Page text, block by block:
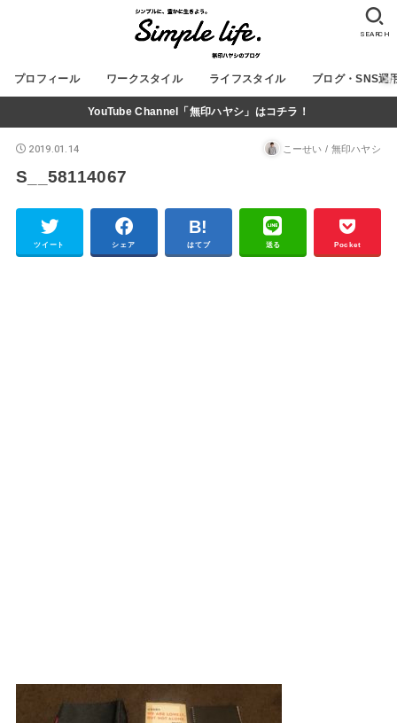
プロフィール ワークスタイル ライフスタイル ブログ・SNS運
SEARCH
YouTube Channel「無印ハヤシ」はコチラ！
2019.01.14 こーせい / 無印ハヤシ
S__58114067
ツイート シェア はてブ 送る Pocket